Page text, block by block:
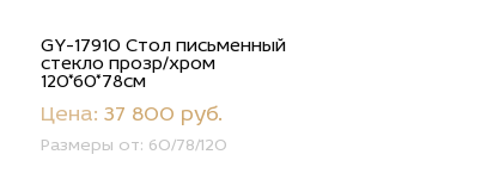
GY-17910 Стол письменный
стекло прозр/хром
120*60*78см
Цена: 37 800 руб.
Размеры от: 60/78/120